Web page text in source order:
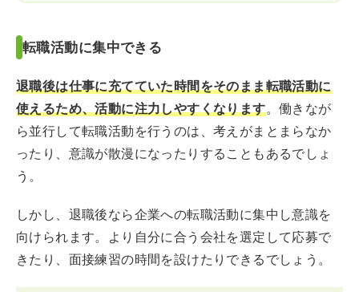
転職活動に集中できる
退職後は仕事に充てていた時間をそのまま転職活動に
使えるため、活動に注力しやすくなります。働きなが
ら並行して転職活動を行うのは、考えがまとまらなか
ったり、意識が散漫になったりすることもあるでしょ
う。
しかし、退職後なら企業への転職活動に集中し意識を
向けられます。より自分に合う会社を選定して応募で
きたり、面接練習の時間を設けたりできるでしょう。